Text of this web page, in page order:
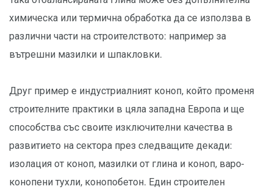
химическа или термична обработка да се използва в
различни части на строителството: например за
вътрешни мазилки и шпакловки.
Друг пример е индустриалният коноп, който променя
строителните практики в цяла западна Европа и ще
способства със своите изключителни качества в
развитието на сектора през следващите декади:
изолация от коноп, мазилки от глина и коноп, варо-
конопени тухли, конопобетон. Един строителен